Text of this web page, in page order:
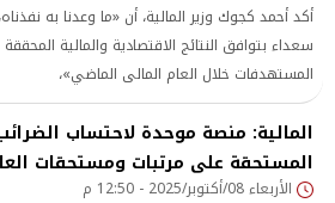
أكد أحمد كجوك وزير المالية، أن «ما وعدنا به
سعداء بتوافق النتائج الاقتصادية والمالية
المستهدفات خلال العام المالى الماضي»،
المالية: منصة موحدة لاحتساب
المستحقة على مرتبات ومستحقات
الأربعاء 08/أكتوبر/2025 - 12:50 م